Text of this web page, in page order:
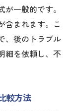
一般的です。
含まれます。こ
、後のトラブル
細を依頼し、不
較方法